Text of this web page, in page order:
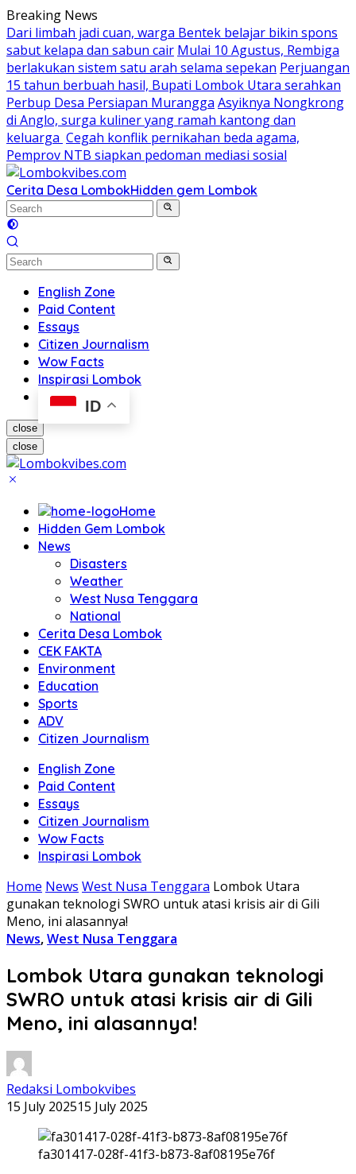
Skip
to
content
Breaking News
Dari limbah jadi cuan, warga Bentek belajar bikin spons
sabut kelapa dan sabun cair Mulai 10 Agustus, Rembiga
berlakukan sistem satu arah selama sepekan Perjuangan
15 tahun berbuah hasil, Bupati Lombok Utara serahkan
Perbup Desa Persiapan Murangga Asyiknya Nongkrong
di Anglo, surga kuliner yang ramah kantong dan
keluarga Cegah konflik pernikahan beda agama,
Pemprov NTB siapkan pedoman mediasi sosial
Cerita Desa LombokHidden gem Lombok
English Zone
Paid Content
Essays
Citizen Journalism
Wow Facts
Inspirasi Lombok
ID
close
close
Home
Hidden Gem Lombok
News
Disasters
Weather
West Nusa Tenggara
National
Cerita Desa Lombok
CEK FAKTA
Environment
Education
Sports
ADV
Citizen Journalism
English Zone
Paid Content
Essays
Citizen Journalism
Wow Facts
Inspirasi Lombok
Home News West Nusa Tenggara Lombok Utara
gunakan teknologi SWRO untuk atasi krisis air di Gili
Meno, ini alasannya!
News,West Nusa Tenggara
Lombok Utara gunakan teknologi
SWRO untuk atasi krisis air di Gili
Meno, ini alasannya!
Redaksi Lombokvibes
15 July 202515 July 2025
fa301417-028f-41f3-b873-8af08195e76f